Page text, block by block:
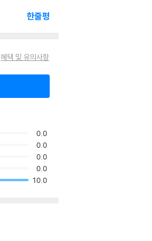
한줄평
혜택 및 유의사항
0.0
0.0
0.0
0.0
10.0